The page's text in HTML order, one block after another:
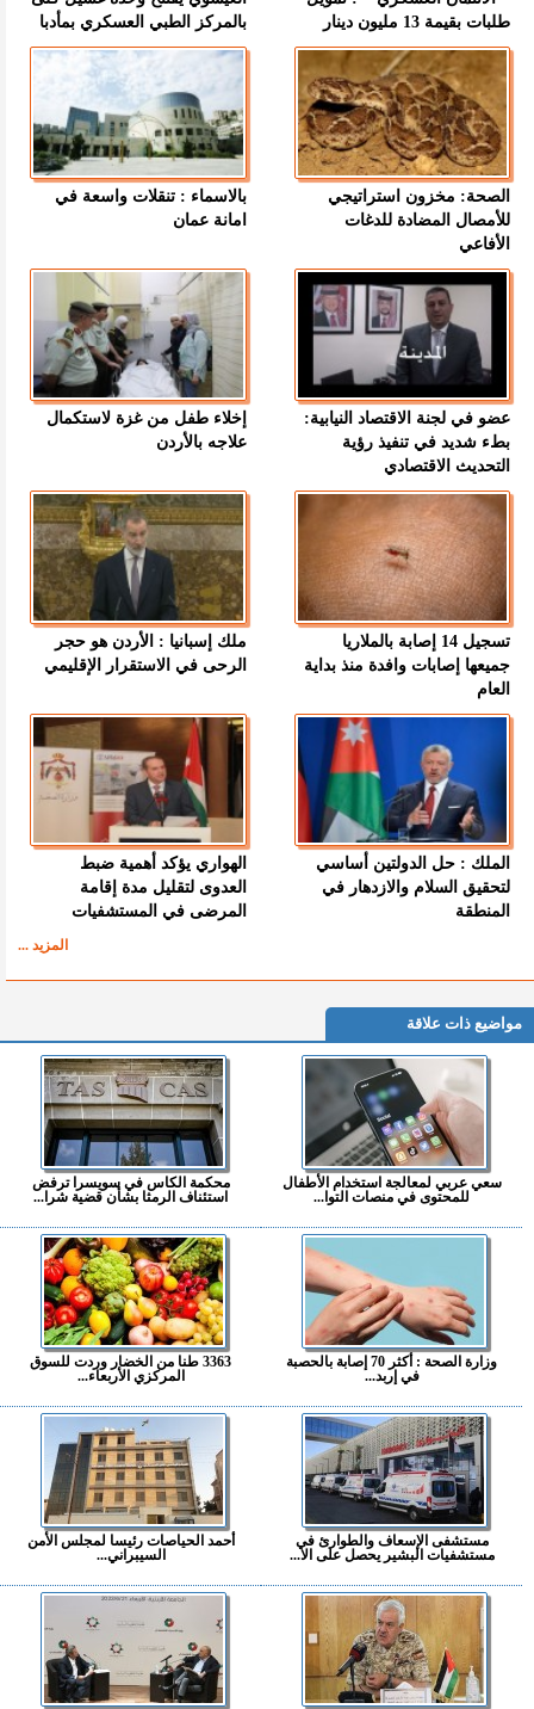
طلبات بقيمة 13 مليون دينار
بالمركز الطبي العسكري بمأدبا
الصحة: مخزون استراتيجي
للأمصال المضادة للدغات
الأفاعي
بالاسماء : تنقلات واسعة في
امانة عمان
عضو في لجنة الاقتصاد النيابية:
بطء شديد في تنفيذ رؤية
التحديث الاقتصادي
إخلاء طفل من غزة لاستكمال
علاجه بالأردن
تسجيل 14 إصابة بالملاريا
جميعها إصابات وافدة منذ بداية
العام
ملك إسبانيا : الأردن هو حجر
الرحى في الاستقرار الإقليمي
الملك : حل الدولتين أساسي
لتحقيق السلام والازدهار في
المنطقة
الهواري يؤكد أهمية ضبط
العدوى لتقليل مدة إقامة
المرضى في المستشفيات
المزيد ...
مواضيع ذات علاقة
سعي عربي لمعالجة استخدام الأطفال
للمحتوى في منصات التوا...
محكمة الكاس في سويسرا ترفض
استئناف الرمثا بشأن قضية شرا...
وزارة الصحة : أكثر 70 إصابة بالحصبة
في إربد...
3363 طنا من الخضار وردت للسوق
المركزي الأربعاء...
مستشفى الإسعاف والطوارئ في
مستشفيات البشير يحصل على الا...
أحمد الحياصات رئيسا لمجلس الأمن
السيبراني...